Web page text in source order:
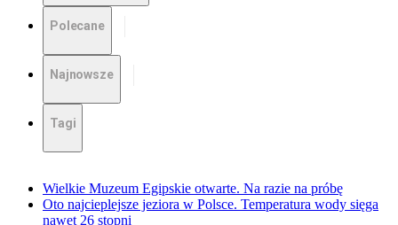
Polecane
Najnowsze
Tagi
Wielkie Muzeum Egipskie otwarte. Na razie na próbę
Oto najcieplejsze jeziora w Polsce. Temperatura wody sięga
nawet 26 stopni